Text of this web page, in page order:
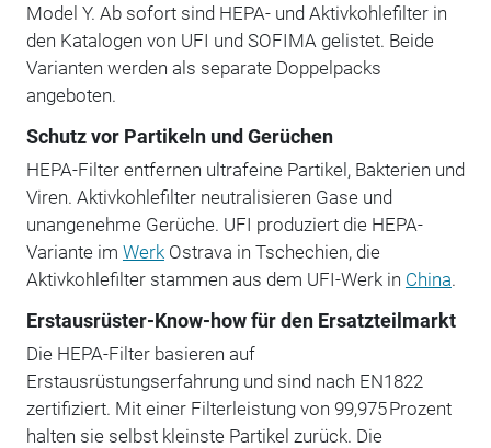
Model Y. Ab sofort sind HEPA- und Aktivkohlefilter in
den Katalogen von UFI und SOFIMA gelistet. Beide
Varianten werden als separate Doppelpacks
angeboten.
Schutz vor Partikeln und Gerüchen
HEPA-Filter entfernen ultrafeine Partikel, Bakterien und
Viren. Aktivkohlefilter neutralisieren Gase und
unangenehme Gerüche. UFI produziert die HEPA-
Variante im WerkOstrava in Tschechien, die
Aktivkohlefilter stammen aus dem UFI-Werk in China.
Erstausrüster-Know-how für den Ersatzteilmarkt
Die HEPA-Filter basieren auf
Erstausrüstungserfahrung und sind nach EN1822
zertifiziert. Mit einer Filterleistung von 99,975 Prozent
halten sie selbst kleinste Partikel zurück. Die